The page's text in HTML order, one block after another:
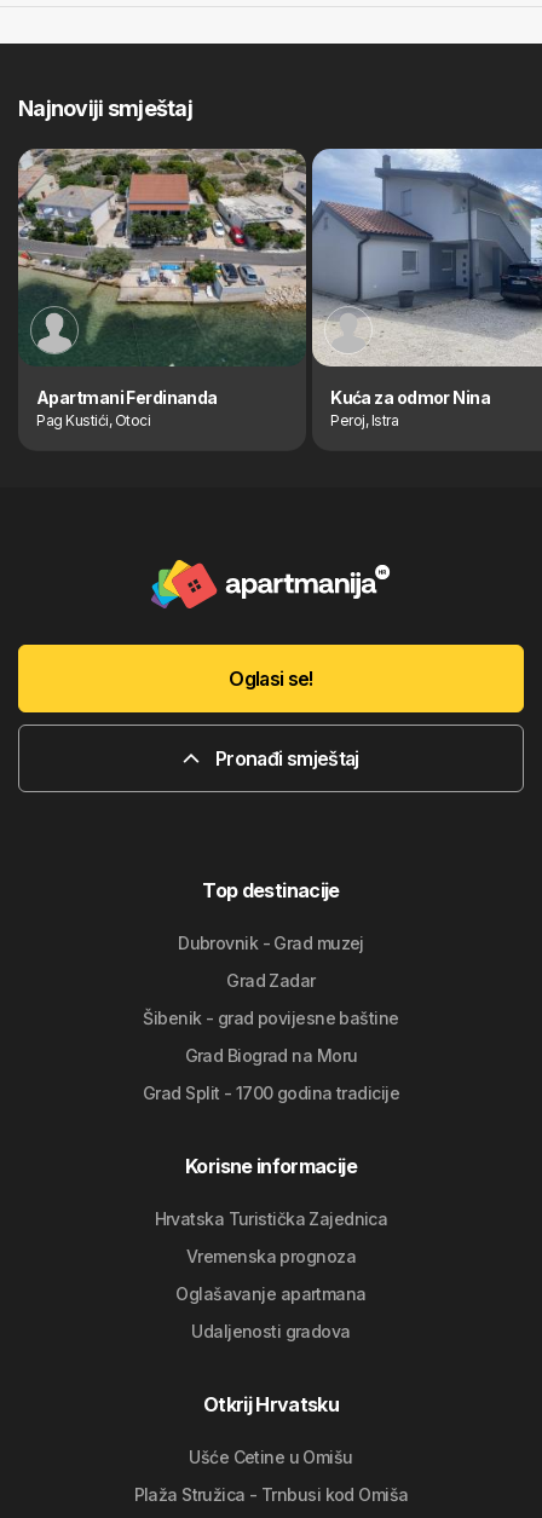
Najnoviji smještaj
Apartmani Ferdinanda
Pag Kustići, Otoci
Kuća za odmor Nina
Peroj, Istra
Oglasi se!
Pronađi smještaj
Top destinacije
Dubrovnik - Grad muzej
Grad Zadar
Šibenik - grad povijesne baštine
Grad Biograd na Moru
Grad Split - 1700 godina tradicije
Korisne informacije
Hrvatska Turistička Zajednica
Vremenska prognoza
Oglašavanje apartmana
Udaljenosti gradova
Otkrij Hrvatsku
Ušće Cetine u Omišu
Plaža Stružica - Trnbusi kod Omiša